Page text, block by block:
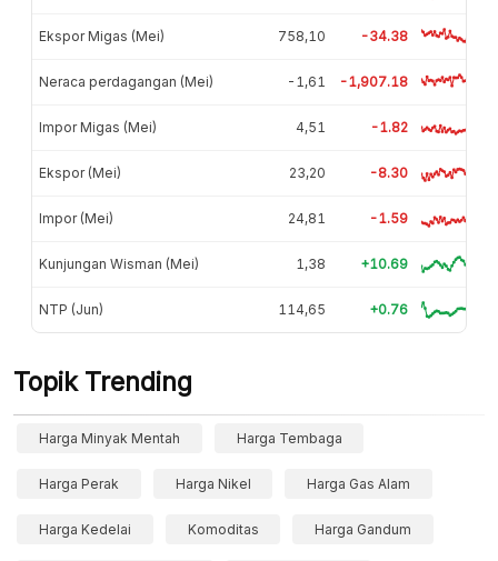
Ekspor Migas (Mei) 758,10 -34.38
Neraca perdagangan (Mei) -1,61 -1,907.18
Impor Migas (Mei) 4,51 -1.82
Ekspor (Mei) 23,20 -8.30
Impor (Mei) 24,81 -1.59
Kunjungan Wisman (Mei) 1,38 +10.69
NTP (Jun) 114,65 +0.76
Topik Trending
Harga Minyak Mentah Harga Tembaga
Harga Perak Harga Nikel Harga Gas Alam
Harga Kedelai Komoditas Harga Gandum